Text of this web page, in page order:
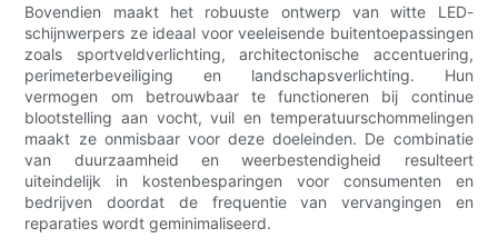
Bovendien maakt het robuuste ontwerp van witte LED-
schijnwerpers ze ideaal voor veeleisende buitentoepassingen
zoals sportveldverlichting, architectonische accentuering,
perimeterbeveiliging en landschapsverlichting. Hun
vermogen om betrouwbaar te functioneren bij continue
blootstelling aan vocht, vuil en temperatuurschommelingen
maakt ze onmisbaar voor deze doeleinden. De combinatie
van duurzaamheid en weerbestendigheid resulteert
uiteindelijk in kostenbesparingen voor consumenten en
bedrijven doordat de frequentie van vervangingen en
reparaties wordt geminimaliseerd.